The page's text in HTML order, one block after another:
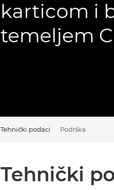
karticom i
temeljem
Tehnički podaci Podrška
Tehnički